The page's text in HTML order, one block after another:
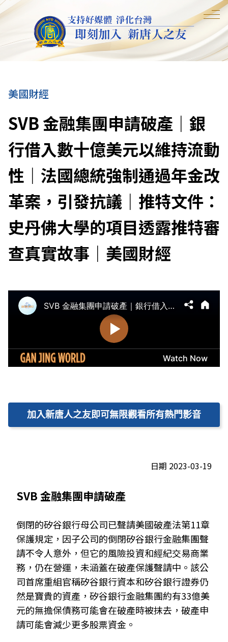
美國財經
SVB 金融集團申請破產｜銀
行借入數十億美元以維持流動
性｜法國總統強制通過年金改
革案，引發抗議｜推特文件：
史丹佛大學的項目透露推特審
查真實故事｜美國財經
加入新唐人之友即可無限觀看所有熱門影音
日期 2023-03-19
SVB 金融集團申請破產
倒閉的矽谷銀行母公司已聲請美國破產法第11章
保護規定，因子公司的倒閉矽谷銀行金融集團聲
請不令人意外，但它的風險投資和經紀交易商業
務，仍在營運，未涵蓋在破產保護聲請中。該公
司首席重組官稱矽谷銀行資本和矽谷銀行證券仍
然是寶貴的資產，矽谷銀行金融集團約有33億美
元的無擔保債務可能會在破產時被抹去，破產申
請可能會減少更多股票資金。